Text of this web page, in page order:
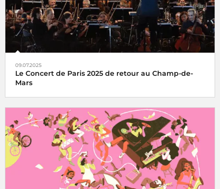
09.07.2025
Le Concert de Paris 2025 de retour au Champ-de-
Mars
Le Concert de Paris du 14 juillet revient au pied de la Tour
Eiffel toujours en direct sur France Inter, France 2 et dans
le monde entier